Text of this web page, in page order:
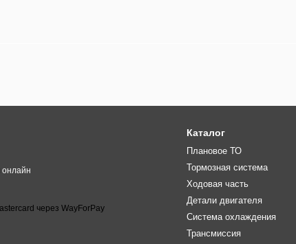
онлайн
Каталог
Плановое ТО
Тормозная система
Ходовая часть
Детали двигателя
Система охлаждения
Трансмиссия